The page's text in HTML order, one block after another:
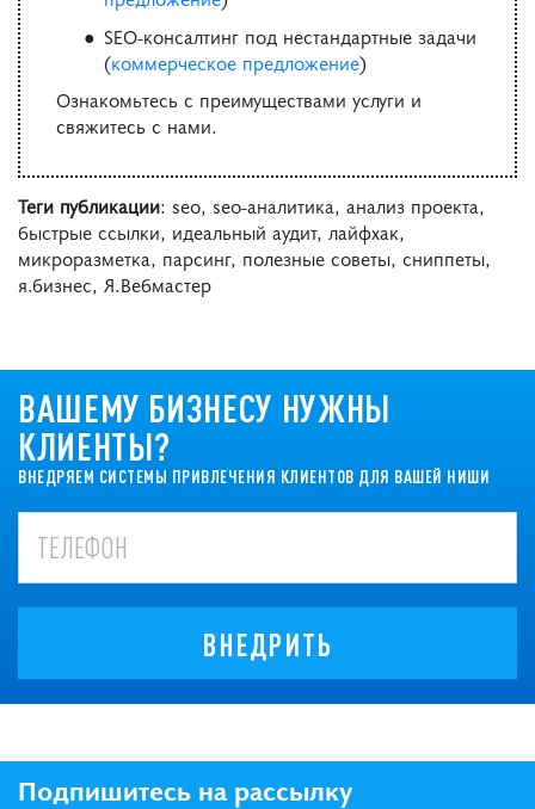
SEO-консалтинг под нестандартные задачи
(коммерческое предложение)
Ознакомьтесь с преимуществами услуги и
свяжитесь с нами.
Теги публикации: seo, seo-аналитика, анализ проекта,
быстрые ссылки, идеальный аудит, лайфхак,
микроразметка, парсинг, полезные советы, сниппеты,
я.бизнес, Я.Вебмастер
ВАШЕМУ БИЗНЕСУ НУЖНЫ
КЛИЕНТЫ?
ВНЕДРЯЕМ СИСТЕМЫ ПРИВЛЕЧЕНИЯ КЛИЕНТОВ ДЛЯ ВАШЕЙ НИШИ
ВНЕДРИТЬ
Подпишитесь на рассылку